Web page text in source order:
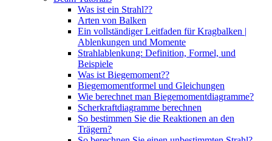
Was ist ein Strahl??
Arten von Balken
Ein vollständiger Leitfaden für Kragbalken |
Ablenkungen und Momente
Strahlablenkung: Definition, Formel, und
Beispiele
Was ist Biegemoment??
Biegemomentformel und Gleichungen
Wie berechnet man Biegemomentdiagramme?
Scherkraftdiagramme berechnen
So bestimmen Sie die Reaktionen an den
Trägern?